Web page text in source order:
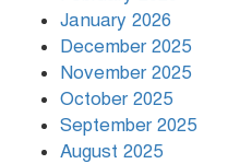
বৃষ্টি
January 2026
December 2025
November 2025
October 2025
September 2025
August 2025